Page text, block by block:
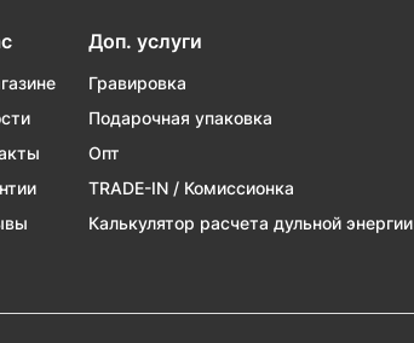
Доп. услуги
Гравировка
Подарочная упаковка
Опт
TRADE-IN / Комиссионка
Калькулятор расчета дульной энергии